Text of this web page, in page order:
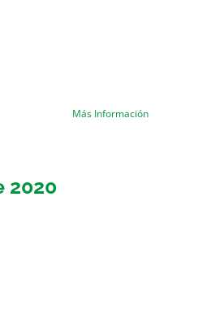
Más Información
2020